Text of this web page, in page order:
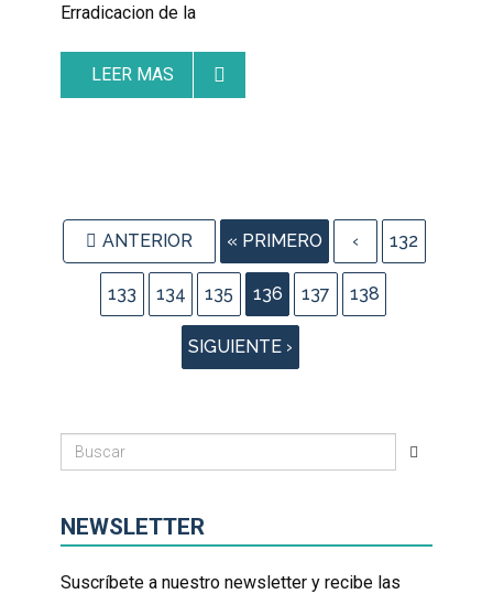
Erradicacion de la
LEER MAS
ANTERIOR « PRIMERO ‹ 132
133 134 135 136 137 138
SIGUIENTE ›
NEWSLETTER
Suscríbete a nuestro newsletter y recibe las